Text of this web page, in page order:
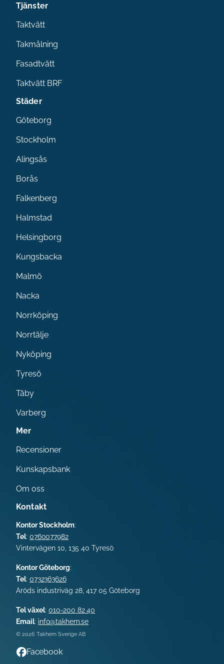
Tjänster
Taktvätt
Takmålning
Fasadtvätt
Taktvätt BRF
Städer
Göteborg
Stockholm
Alingsås
Borås
Falkenberg
Halmstad
Helsingborg
Kungsbacka
Malmö
Nacka
Norrköping
Norrtälje
Nyköping
Tyresö
Täby
Varberg
Mer
Recensioner
Kunskapsbank
Om oss
Kontakt
Kontor Stockholm:
Tel: 0760077982
Vintervägen 10, 135 40 Tyresö
Kontor Göteborg:
Tel: 0732363626
Aröds industriväg 28, 417 05 Göteborg
Tel växel: 010-200 82 40
Email: info@takhem.se
© 2026 Takhem Sverige AB
Facebook